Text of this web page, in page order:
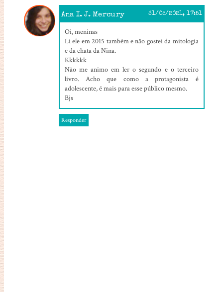
Ana I. J. Mercury 31/05/2021, 17:51
Oi, meninas
Li ele em 2015 também e não gostei da mitologia
e da chata da Nina.
Kkkkkk
Não me animo em ler o segundo e o terceiro
livro. Acho que como a protagonista é
adolescente, é mais para esse público mesmo.
Bjs
Responder